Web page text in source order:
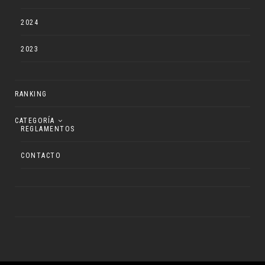
2024
2023
RANKING
CATEGORÍA
REGLAMENTOS
CONTACTO